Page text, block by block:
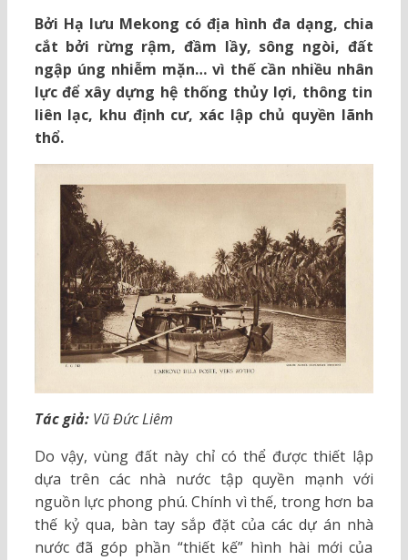
Bởi Hạ lưu Mekong có địa hình đa dạng, chia
cắt bởi rừng rậm, đầm lầy, sông ngòi, đất
ngập úng nhiễm mặn… vì thế cần nhiều nhân
lực để xây dựng hệ thống thủy lợi, thông tin
liên lạc, khu định cư, xác lập chủ quyền lãnh
thổ.
Tác giả:Vũ Đức Liêm
Do vậy, vùng đất này chỉ có thể được thiết lập
dựa trên các nhà nước tập quyền mạnh với
nguồn lực phong phú. Chính vì thế, trong hơn ba
thế kỷ qua, bàn tay sắp đặt của các dự án nhà
nước đã góp phần “thiết kế” hình hài mới của